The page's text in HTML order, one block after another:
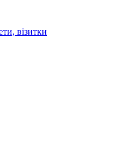
візитки